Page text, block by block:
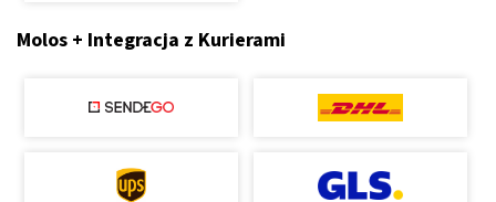
Molos + Integracja z Kurierami